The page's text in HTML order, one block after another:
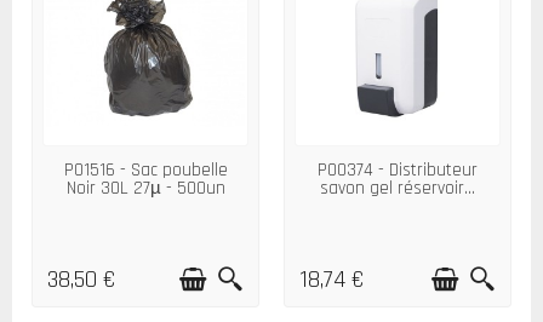
P01516 - Sac poubelle
Noir 30L 27µ - 500un
38,50 €
P00374 - Distributeur
savon gel réservoir...
18,74 €